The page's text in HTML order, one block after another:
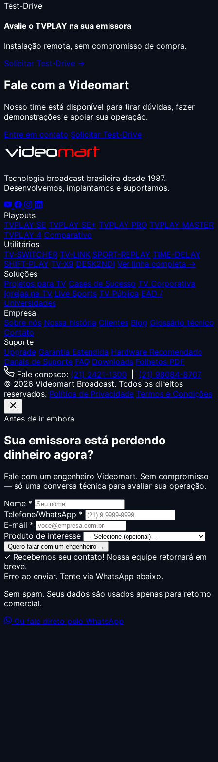
Test-Drive
Avalie o TVPLAY na sua emissora
Instalação remota, sem compromisso de compra.
Solicitar Test-Drive →
Fale com a Videomart
Nosso time está disponível para tirar dúvidas, fazer
demonstrações e apoiar sua operação.
Entre em contato Solicitar Test-Drive
Tecnologia broadcast brasileira desde 1987.
Desenvolvemos, implantamos e suportamos.
Playouts
TVPLAY SE TVPLAY SE+ TVPLAY PRO TVPLAY MASTER
TVPLAY 4 Comparativo
Utilitários
TV-SWITCHER TV-LINK SPORT-REPLAY TIME-DELAY
SHIFT-PLAY TV-X9 DESK2NDI Ver linha completa →
Soluções
Projetos para TV Cases de Sucesso TV Corporativa
Igrejas na TV Live Sports TV Pública EAD /
Universidades
Empresa
Sobre nós Nossa história Clientes Blog Glossário técnico
Contato
Suporte
Upgrade Garantia Estendida Hardware Recomendado
Canais de Suporte FAQ Downloads Folhetos PDF
Fale conosco: (21) 2421-1300
(21) 98084-8707
© 2026 Videomart Broadcast. Todos os direitos
reservados. Política de Privacidade Termos e Condições
Antes de ir embora
Sua emissora está perdendo
dinheiro agora?
Fale com um engenheiro Videomart. Sem compromisso
— só uma conversa técnica para avaliar sua operação.
Nome *
Telefone/WhatsApp *
E-mail *
Produto de interesse
Quero falar com um engenheiro →
✓ Recebemos seu contato! Nossa equipe retornará em
breve.
Erro ao enviar. Tente via WhatsApp abaixo.
Sem spam. Seus dados são usados apenas para retorno
comercial.
Ou fale direto pelo WhatsApp